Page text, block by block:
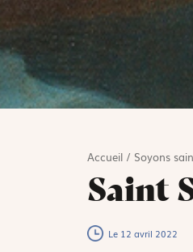
Accueil/ Soyons
Saint
Le 12 avril 2022